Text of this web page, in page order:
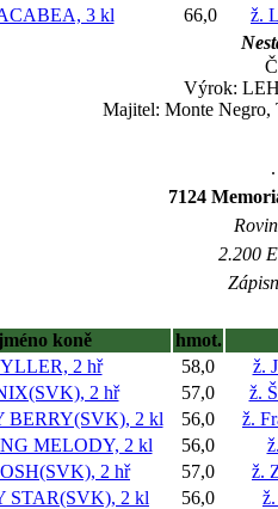
3 kl 66,0
ž.
Výrok:
Majitel: Monte Negro,
7124
2.200
jméno koně
hmot.
2 hř 58,0
ž.
2 hř 57,0
ž.
BERRY(SVK), 2 kl 56,0
ž.
MELODY, 2 kl 56,0
2 hř 57,0
ž.
STAR(SVK), 2 kl 56,0